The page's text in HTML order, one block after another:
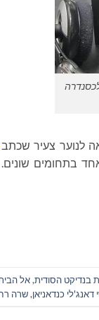
לנוער צעיר שכתב
בתחומים
בנדיקט הסודית,אל
דאנג'לי כנדאניאן,שרה